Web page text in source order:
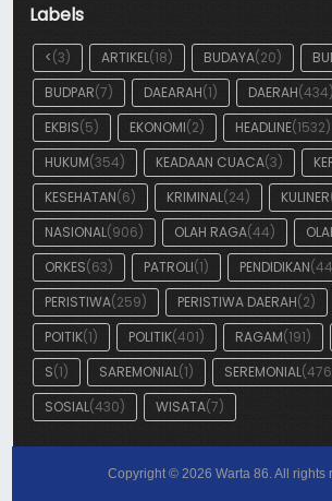
Labels
<(3) ARTIKEL(18) BUDAYA(20)
BUDPAR(7) DAEARAH(1) DAERAH(434)
EKBIS(5) EKONOMI(2) HEADLINE(1532)
HUKUM(354) KEADAAN CUACA(3)
KESEHATAN(6) KRIMINAL(24) KULINER
NASIONAL(906) OLAH RAGA(44)
ORKES(63) PATROLI(1) PENDIDIKAN
PERISTIWA(259) PERISTIWA DAERAH(2)
POITIK(1) POLITIK(401) RAGAM(191)
S(1) SAREMONIAL(1) SEREMONIAL
SOSIAL(430) WISATA(7)
Copyright © 2026 Warta 86 . All rights